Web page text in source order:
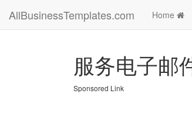
AllBusinessTemplates.com Home
服务电子邮
Sponsored Link